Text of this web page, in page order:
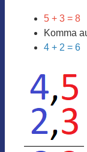
5 + 3 = 8
Komma
4 + 2 = 6